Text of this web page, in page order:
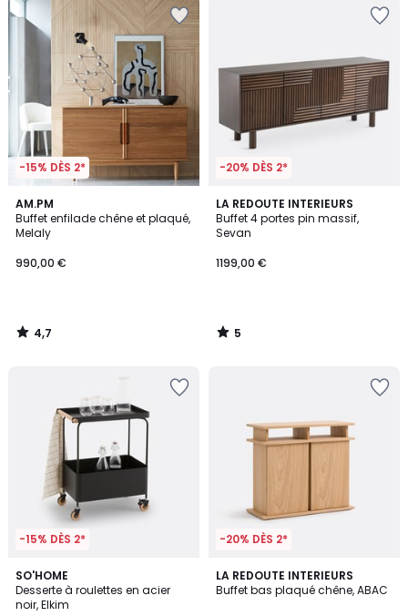
-15% DÈS 2*
AM.PM
Buffet enfilade chêne et plaqué,
Melaly
990,00 €
4,7
/ 5
4,7
/
-20% DÈS 2*
LA REDOUTE INTERIEURS
Buffet 4 portes pin massif,
Sevan
1199,00 €
5
/
5
5
/
-15% DÈS 2*
SO'HOME
Desserte à roulettes en acier
noir, Elkim
5
/
5
-20% DÈS 2*
LA REDOUTE INTERIEURS
Buffet bas plaqué chêne, ABAC